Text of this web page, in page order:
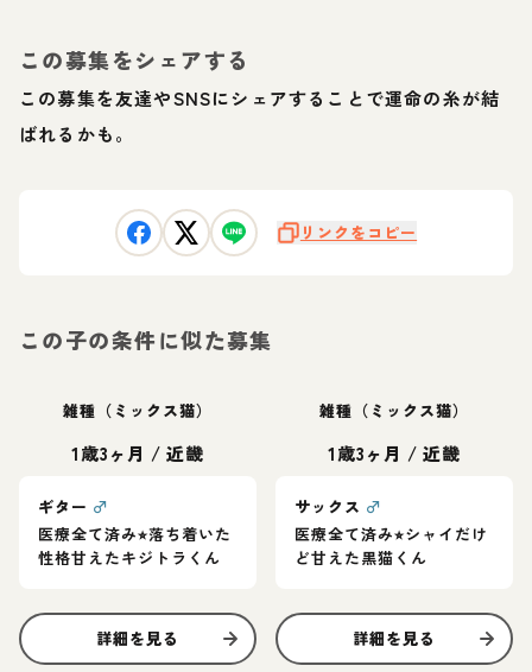
この募集をシェアする
この募集を友達やSNSにシェアすることで運命の糸が結
ばれるかも。
リンクをコピー
この子の条件に似た募集
雑種（ミックス猫）
1歳3ヶ月 /近畿
ギター ♂
医療全て済み⭐︎落ち着いた
性格甘えたキジトラくん
詳細を見る
雑種（ミックス猫）
1歳3ヶ月 /近畿
サックス ♂
医療全て済み⭐︎シャイだけ
ど甘えた黒猫くん
詳細を見る